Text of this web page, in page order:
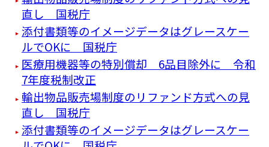
直し 国税庁
添付書類等のイメージデータはグレースケー
ルでOKに 国税庁
医療用機器等の特別償却 6品目除外に 令和
7年度税制改正
輸出物品販売場制度のリファンド方式への見
直し 国税庁
添付書類等のイメージデータはグレースケー